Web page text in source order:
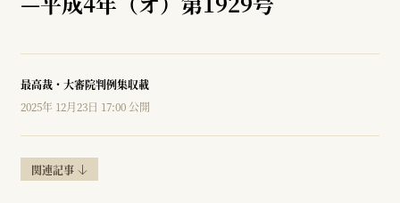
最高裁・大審院判例集収載
2025年 12月23日 17:00 公開
関連記事